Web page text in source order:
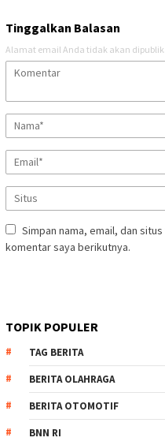
Tinggalkan Balasan
Alamat email Anda tidak akan
Simpan nama, email, dan
komentar saya berikutnya.
TOPIK POPULER
TAG BERITA
BERITA OLAHRAGA
BERITA OTOMOTIF
BNN RI